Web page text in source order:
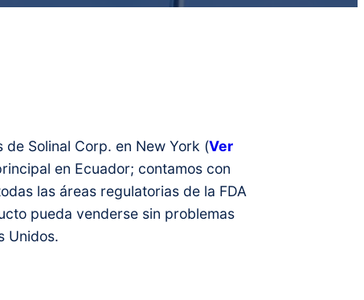
de Solinal Corp. en New York (Ver
en Ecuador; contamos con
las áreas regulatorias de la FDA
pueda venderse sin problemas
Unidos.